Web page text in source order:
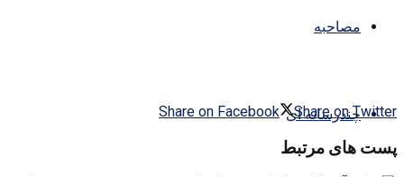
مصاحبه
چندرسانه ای Share on Facebook Share on Twitter
پست های مرتبط